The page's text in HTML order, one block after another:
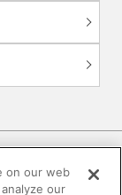
on our web
our